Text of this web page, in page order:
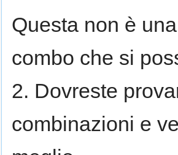
Questa non è
combo che si
2. Dovreste
combinazioni e